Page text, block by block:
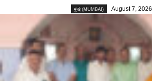
मुंबई (MUMBAI) August 7, 2026